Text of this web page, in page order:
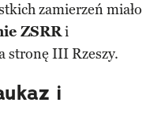
zamierzeń miało
ZSRRi
stronę III Rzeszy.
i